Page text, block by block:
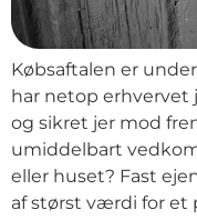
Købsaftalen er
har netop erhvervet
og sikret jer mod
umiddelbart
eller huset? Fast
af størst værdi for et